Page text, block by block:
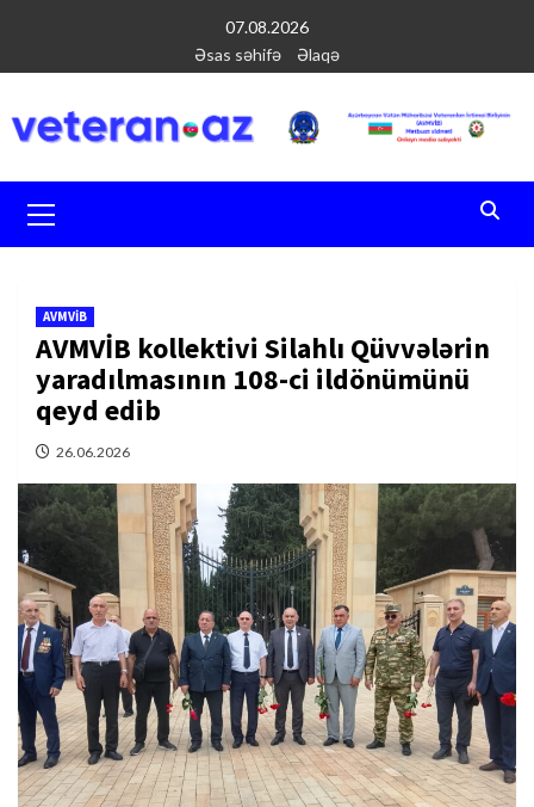
содержимому
07.08.2026
Əsas səhifə
Əlaqə
меню
AVMVİB
AVMVİB kollektivi Silahlı Qüvvələrin
yaradılmasının 108-ci ildönümünü
qeyd edib
26.06.2026